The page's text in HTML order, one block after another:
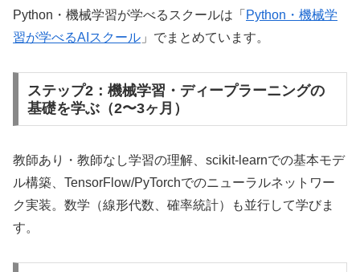
Python・機械学習が学べるスクールは「 Python・機械学
習が学べるAIスクール 」でまとめています。
ステップ2：機械学習・ディープラーニングの
基礎を学ぶ（2〜3ヶ月）
教師あり・教師なし学習の理解、scikit-learnでの基本モデ
ル構築、TensorFlow/PyTorchでのニューラルネットワー
ク実装。数学（線形代数、確率統計）も並行して学びま
す。